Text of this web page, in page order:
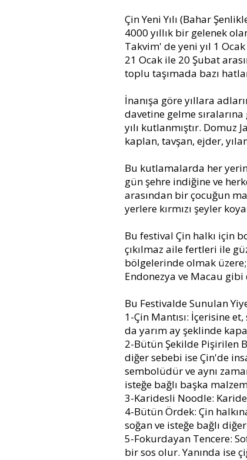
Çin Yeni Yılı (Bahar
4000 yıllık bir gelenek
Takvim' de yeni yıl 1
21 Ocak ile 20 Şubat
toplu taşımada bazı
İnanışa göre yıllara
davetine gelme
yılı kutlanmıştır. Domuz
kaplan, tavşan, ejder,
Bu kutlamalarda her
gün şehre indiğine ve
arasından bir çocuğun
yerlere kırmızı şeyler
Bu festival Çin halkı için
çıkılmaz aile fertleri ile
bölgelerinde olmak
Endonezya ve Macau
Bu Festivalde Sunulan
1-Çin Mantısı: İçerisine
da yarım ay şeklinde
2-Bütün Şekilde Pişirilen
diğer sebebi ise Çin'de
sembolüdür ve aynı
isteğe bağlı başka
3-Karidesli Noodle:
4-Bütün Ördek: Çin
soğan ve isteğe bağlı
5-Fokurdayan Tencere:
bir sos olur. Yanında ise